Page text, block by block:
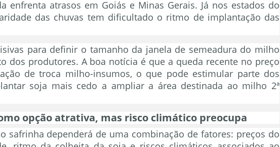
enfrenta atrasos em Goiás e Minas Gerais. Já nos estados do
das chuvas tem dificultado o ritmo de implantação das
para definir o tamanho da janela de semeadura do milho
dos produtores. A boa notícia é que a queda recente no preço
de troca milho-insumos, o que pode estimular parte dos
soja mais cedo a ampliar a área destinada ao milho 2ª
opção atrativa, mas risco climático preocupa
safrinha dependerá de uma combinação de fatores: preços do